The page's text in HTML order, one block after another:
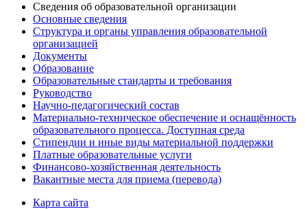
Сведения об образовательной организации
Основные сведения
Структура и органы управления образовательной
организацией
Документы
Образование
Образовательные стандарты и требования
Руководство
Научно-педагогический состав
Материально-техническое обеспечение и оснащённость
образовательного процесса. Доступная среда
Стипендии и иные виды материальной поддержки
Платные образовательные услуги
Финансово-хозяйственная деятельность
Вакантные места для приема (перевода)
Карта сайта